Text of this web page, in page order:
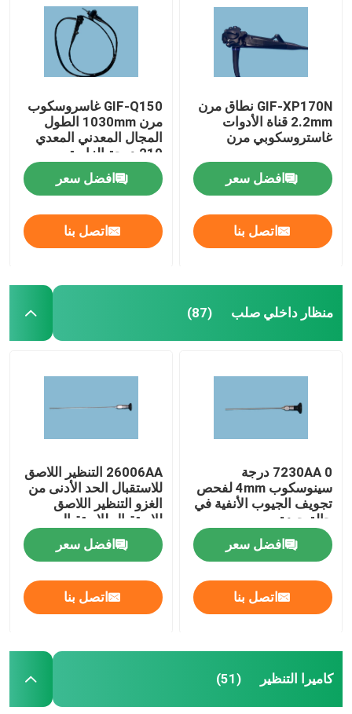
GIF-XP170N نطاق مرن
2.2mm قناة الأدوات
غاستروسكوبي مرن
افضل سعر
اتصل بنا
GIF-Q150 غاسروسكوب
مرن 1030mm الطول
المجال المعدني المعدي
210 درجة الزاوية
افضل سعر
اتصل بنا
منظار داخلي صلب (87)
7230AA 0 درجة
سينوسكوب 4mm لفحص
تجويف الجيوب الأنفية في
حالة جيدة
افضل سعر
اتصل بنا
26006AA التنظير اللاصق
للاستقبال الحد الأدنى من
الغزو التنظير اللاصق
للاستقبال للاستقبال
للاستقبال
افضل سعر
اتصل بنا
كاميرا التنظير (51)